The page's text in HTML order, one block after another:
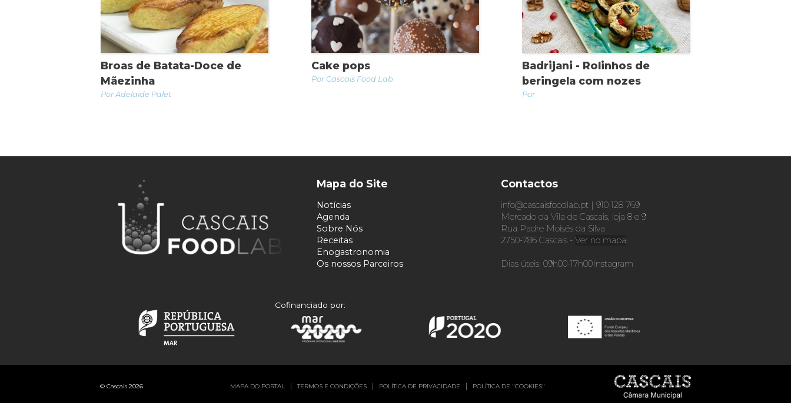
Broas de Batata-Doce de
Mãezinha
Adelaide Palet
Cake pops
Cascais Food Lab
Badrijani - Rolinhos de
beringela com nozes
Mapa do Site
Notícias
Agenda
Sobre Nós
Receitas
Enogastronomia
Os nossos Parceiros
Contactos
info@cascaisfoodlab.pt | 910 128 769
Mercado da Vila de Cascais, loja 8 e 9
Rua Padre Moisés da Silva
2750-786 Cascais -Ver no mapa
Dias úteis: 09h00-17h00Instagram
Cofinanciado por:
© Cascais 2026 MAPA DO PORTAL TERMOS E CONDIÇÕES POLÍTICA DE PRIVACIDADE POLÍTICA DE "COOKIES"